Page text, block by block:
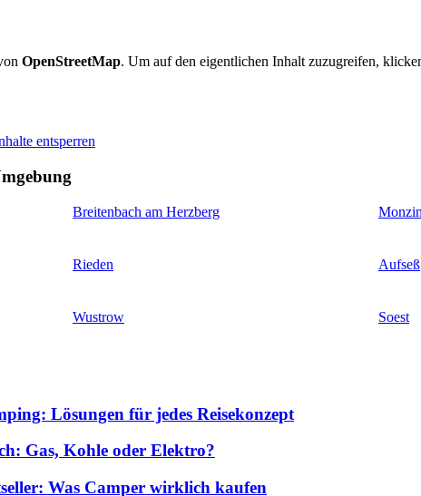
OpenStreetMap. Um auf den eigentlichen Inhalt zuzugreifen,
entsperren
Breitenbach am Herzberg
Rieden Aufseß
Wustrow Soest
Lösungen für jedes Reisekonzept
Gas, Kohle oder Elektro?
Was Camper wirklich kaufen